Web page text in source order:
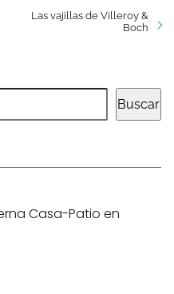
Las vajillas de Villeroy &
Boch
Buscar
Casa-Patio en